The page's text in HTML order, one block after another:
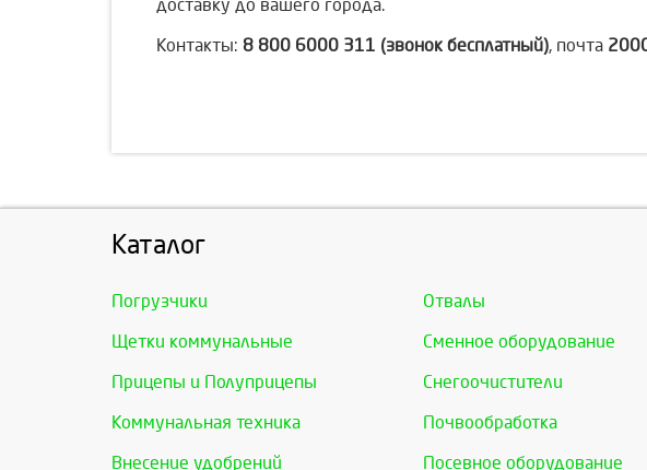
доставку до вашего города.
Контакты: 8 800 6000 311 (звонок бесплатный), почта
Каталог
Погрузчики Отвалы
Щетки коммунальные Сменное оборудование
Прицепы и Полуприцепы Снегоочистители
Коммунальная техника Почвообработка
Внесение удобрений Посевное оборудование